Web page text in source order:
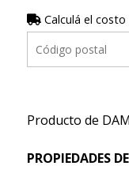
Calculá el costo
Producto de
PROPIEDADES